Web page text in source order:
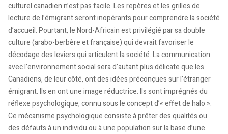
culturel canadien n’est pas facile. Les repères et les grilles de
lecture de l’émigrant seront inopérants pour comprendre la société
d’accueil. Pourtant, le Nord-Africain est privilégié par sa double
culture (arabo-berbère et française) qui devrait favoriser le
décodage des leviers qui articulent la société. La communication
avec l’environnement social sera d’autant plus délicate que les
Canadiens, de leur côté, ont des idées préconçues sur l’étranger
émigrant. Ils en ont une image réductrice. Ils sont imprégnés du
réflexe psychologique, connu sous le concept d’« effet de halo ».
Ce mécanisme psychologique consiste à prêter des qualités ou
des défauts à un individu ou à une population sur la base d’une